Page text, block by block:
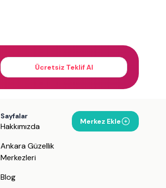
Ücretsiz Teklif Al
Sayfalar
Hakkımızda
Ankara Güzellik
Merkezleri
Blog
Merkez Ekle